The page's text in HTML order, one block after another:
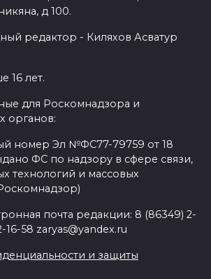
д 100.
редактор - Киляхов Асватур
16 лет.
для Роскомнадзора и
органов:
номер Эл №ФС77-79759 от 18
ФС по надзору в сфере связи,
технологий и массовых
почта редакции: 8 (86349) 2-
16-58 zaryas@yandex.ru
и защиты